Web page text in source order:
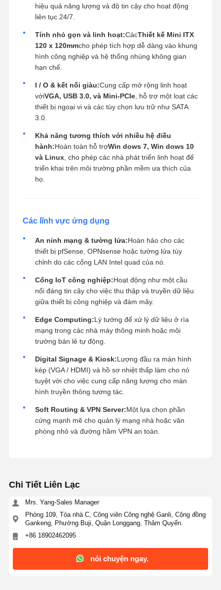
hiệu quả năng lượng và độ tin cậy cho hoạt động
liên tục 24/7.
Tính nhỏ gọn và linh hoạt:CácThiết kế Mini ITX
120 x 120mmcho phép tích hợp dễ dàng vào khung
hình công nghiệp và hệ thống nhúng không gian
hạn chế.
I / O & kết nối giàu:Cung cấp mở rộng linh hoạt
vớiVGA, USB 3.0, và Mini-PCIe, hỗ trợ một loạt các
thiết bị ngoại vi và các tùy chọn lưu trữ như SATA
3.0.
Khả năng tương thích với nhiều hệ điều
hành:Hoàn toàn hỗ trợWin dows 7, Win dows 10
và Linux, cho phép các nhà phát triển linh hoạt để
triển khai trên môi trường phần mềm ưa thích của
họ.
Các lĩnh vực ứng dụng
An ninh mạng & tường lửa:Hoàn hảo cho các
thiết bị pfSense, OPNsense hoặc tường lửa tùy
chỉnh do các cổng LAN Intel quad của nó.
Cổng IoT công nghiệp:Hoạt động như một cầu
nối đáng tin cậy cho việc thu thập và truyền dữ liệu
giữa thiết bị công nghiệp và đám mây.
Edge Computing:Lý tưởng để xử lý dữ liệu ở rìa
mạng trong các nhà máy thông minh hoặc môi
trường bán lẻ tự động.
Digital Signage & Kiosk:Lượng đầu ra màn hình
kép (VGA / HDMI) và hồ sơ nhiệt thấp làm cho nó
tuyệt vời cho việc cung cấp năng lượng cho màn
hình truyền thông tương tác.
Soft Routing & VPN Server:Một lựa chọn phần
cứng mạnh mẽ cho quản lý mạng nhà hoặc văn
phòng nhỏ và đường hầm VPN an toàn.
Chi Tiết Liên Lạc
Mrs. Yang-Sales Manager
Phòng 109, Tòa nhà C, Công viên Công nghệ Ganli, Cộng đồng
Gankeng, Phường Buji, Quận Longgang, Thâm Quyến.
+86 18902462095
nói chuyện ngay.